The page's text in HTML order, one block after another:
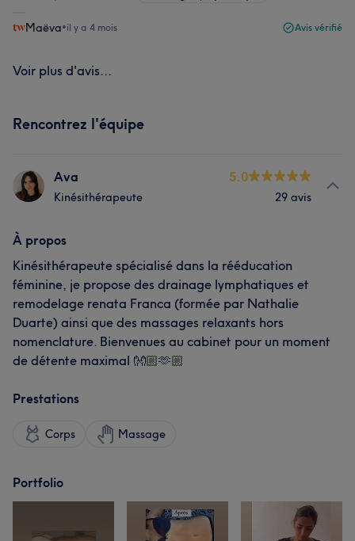
Maëva•il y a 4 mois Avis vérifié
Voir plus d'avis...
Rencontrez l'équipe
Ava
Kinésithérapeute
5.0
29 avis
À propos
Kinésithérapeute spécialisé dans la rééducation
féminine, je propose des drainage lymphatiques et
remodelage renata Franca (formée par Nathalie
Duarte) ainsi que des massages relaxants hors
nomenclature. Bienvenues au cabinet pour un moment
de détente maximal 👐🏼🫶🏼
Prestations
Corps Massage
Portfolio